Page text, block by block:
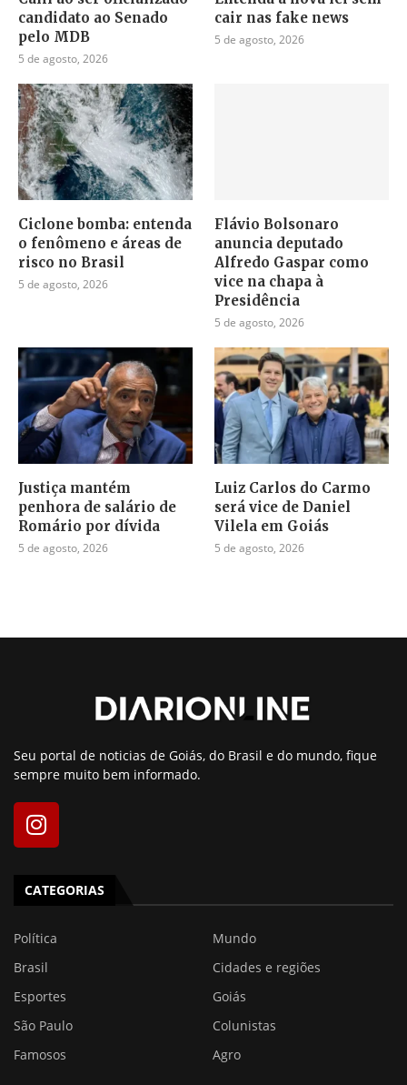
candidato ao Senado
pelo MDB
5 de agosto, 2026
cair nas fake news
5 de agosto, 2026
Ciclone bomba: entenda
o fenômeno e áreas de
risco no Brasil
5 de agosto, 2026
Flávio Bolsonaro
anuncia deputado
Alfredo Gaspar como
vice na chapa à
Presidência
5 de agosto, 2026
Justiça mantém
penhora de salário de
Romário por dívida
5 de agosto, 2026
Luiz Carlos do Carmo
será vice de Daniel
Vilela em Goiás
5 de agosto, 2026
Seu portal de noticias de Goiás, do Brasil e do mundo, fique
sempre muito bem informado.
CATEGORIAS
Política
Mundo
Brasil
Cidades e regiões
Esportes
Goiás
São Paulo
Colunistas
Famosos
Agro